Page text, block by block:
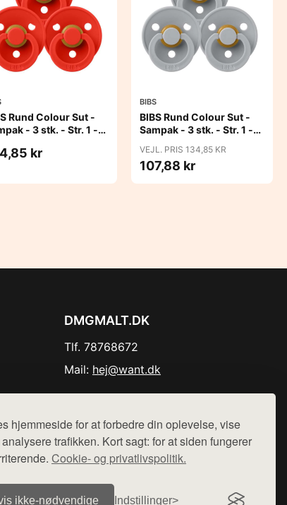
hjemmeside for at forbedre din oplevelse, vise
trafikken. Kort sagt: for at siden fungerer
Cookie- og privatlivspolitik.
ikke‑nødvendige Indstillinger
Rund Colour Sut -
- 3 stk. - Str. 1 -
kr
BIBS
BIBS Rund Colour Sut -
Sampak - 3 stk. - Str. 1 -
VEJL. PRIS 134,85 KR
107,88 kr
DMGMALT.DK
Tlf. 78768672
Mail: hej@want.dk
ikke varer fra denne side - vi henviser til de shops,